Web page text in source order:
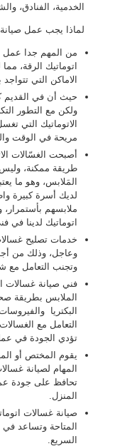
الخدمية، الفنادق،
لماذا يجب عمل
من المهم جدا عمل
اتوماتيك الرقة،
الاماكن التي تتواجد
حيث أن في القديم
ولكن مع التطور
الاتوماتيك التي
مريحة في الوقت
أصبحت الغسّالات
طريقة ممكنة،
المَلابس، وهو ما
لديك أسرة كبيرة
ملابسهم
اتوماتيك لدينا في
خدمات تصليح
وعاجل، وذلك من
وتجنب التعامل مع
فني صيانة غسالات
الملابس بطريقة
البكتريا
التعامل مع
تؤدي الجودة في
يقوم المختص أو
المهام لصيانة
تحافظ على جودة
المنزل.
صيانة غسالات
المتاحة وتساعد
السريع.